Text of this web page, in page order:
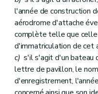
l'année de construction
aérodrome d'attache
complète telle que
d'immatriculation de cet
c) s'il s'agit d'un bateau
lettre de pavillon, le
d'enregistrement,